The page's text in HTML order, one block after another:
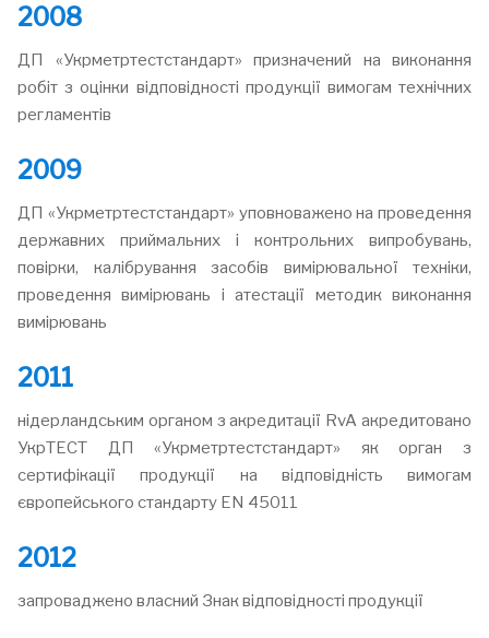
2008
ДП «Укрметртестстандарт» призначений на виконання
робіт з оцінки відповідності продукції вимогам технічних
регламентів
2009
ДП «Укрметртестстандарт» уповноважено на проведення
державних приймальних і контрольних випробувань,
повірки, калібрування засобів вимірювальної техніки,
проведення вимірювань і атестації методик виконання
вимірювань
2011
нідерландським органом з акредитації RvA акредитовано
УкрТЕСТ ДП «Укрметртестстандарт» як орган з
сертифікації продукції на відповідність вимогам
європейського стандарту EN 45011
2012
запроваджено власний Знак відповідності продукції